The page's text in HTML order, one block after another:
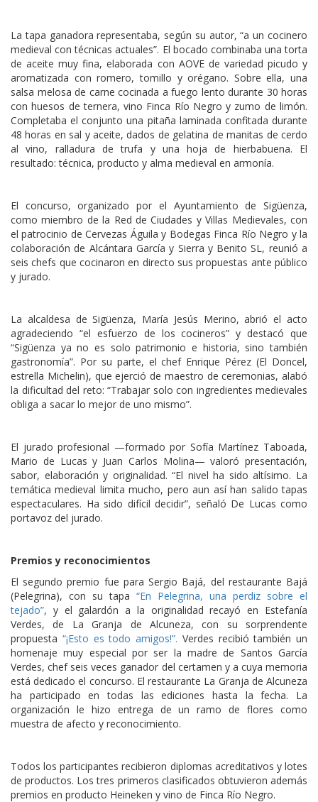
La tapa ganadora representaba, según su autor, “a un cocinero
medieval con técnicas actuales”. El bocado combinaba una torta
de aceite muy fina, elaborada con AOVE de variedad picudo y
aromatizada con romero, tomillo y orégano. Sobre ella, una
salsa melosa de carne cocinada a fuego lento durante 30 horas
con huesos de ternera, vino Finca Río Negro y zumo de limón.
Completaba el conjunto una pitaña laminada confitada durante
48 horas en sal y aceite, dados de gelatina de manitas de cerdo
al vino, ralladura de trufa y una hoja de hierbabuena. El
resultado: técnica, producto y alma medieval en armonía.
El concurso, organizado por el Ayuntamiento de Sigüenza,
como miembro de la Red de Ciudades y Villas Medievales, con
el patrocinio de Cervezas Águila y Bodegas Finca Río Negro y la
colaboración de Alcántara García y Sierra y Benito SL, reunió a
seis chefs que cocinaron en directo sus propuestas ante público
y jurado.
La alcaldesa de Sigüenza, María Jesús Merino, abrió el acto
agradeciendo “el esfuerzo de los cocineros” y destacó que
“Sigüenza ya no es solo patrimonio e historia, sino también
gastronomía”. Por su parte, el chef Enrique Pérez (El Doncel,
estrella Michelin), que ejerció de maestro de ceremonias, alabó
la dificultad del reto: “Trabajar solo con ingredientes medievales
obliga a sacar lo mejor de uno mismo”.
El jurado profesional —formado por Sofía Martínez Taboada,
Mario de Lucas y Juan Carlos Molina— valoró presentación,
sabor, elaboración y originalidad. “El nivel ha sido altísimo. La
temática medieval limita mucho, pero aun así han salido tapas
espectaculares. Ha sido difícil decidir”, señaló De Lucas como
portavoz del jurado.
Premios y reconocimientos
El segundo premio fue para Sergio Bajá, del restaurante Bajá
(Pelegrina), con su tapa “En Pelegrina, una perdiz sobre el
tejado”, y el galardón a la originalidad recayó en Estefanía
Verdes, de La Granja de Alcuneza, con su sorprendente
propuesta “¡Esto es todo amigos!”. Verdes recibió también un
homenaje muy especial por ser la madre de Santos García
Verdes, chef seis veces ganador del certamen y a cuya memoria
está dedicado el concurso. El restaurante La Granja de Alcuneza
ha participado en todas las ediciones hasta la fecha. La
organización le hizo entrega de un ramo de flores como
muestra de afecto y reconocimiento.
Todos los participantes recibieron diplomas acreditativos y lotes
de productos. Los tres primeros clasificados obtuvieron además
premios en producto Heineken y vino de Finca Río Negro.